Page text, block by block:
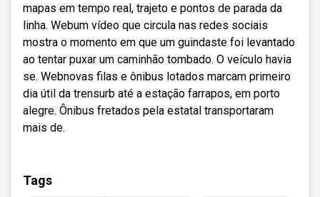
mapas em tempo real, trajeto e pontos de parada da
linha. Webum vídeo que circula nas redes sociais
mostra o momento em que um guindaste foi levantado
ao tentar puxar um caminhão tombado. O veículo havia
se. Webnovas filas e ônibus lotados marcam primeiro
dia útil da trensurb até a estação farrapos, em porto
alegre. Ônibus fretados pela estatal transportaram
mais de.
Tags